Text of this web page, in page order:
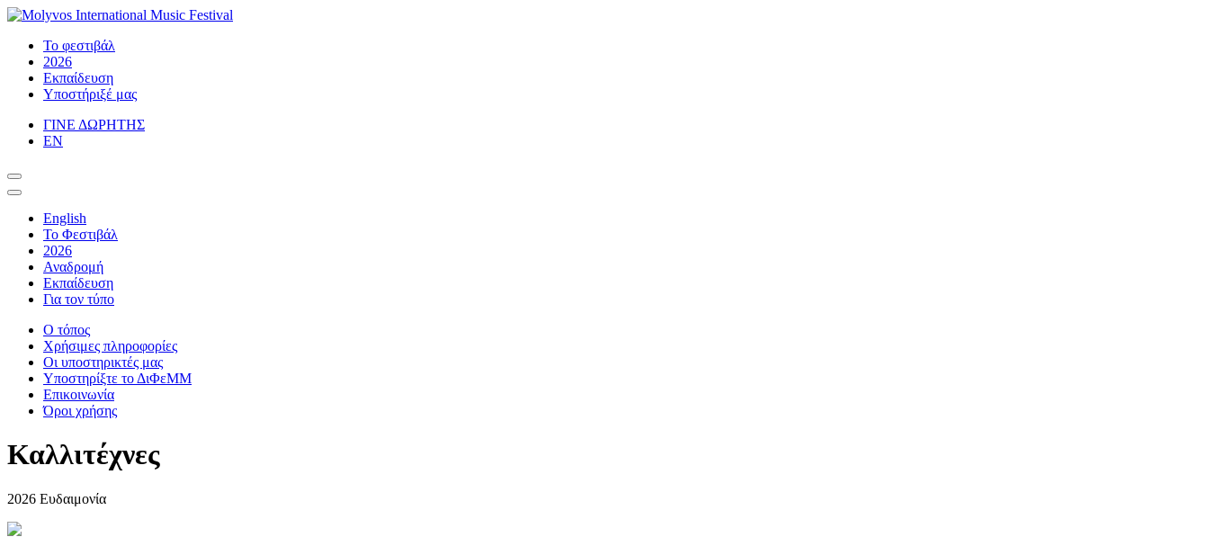
Μετάβαση
περιεχόμενο
Molyvos International Music Festival
Classical Music Accessible to All
Το φεστιβάλ
2026
Εκπαίδευση
Υποστήριξέ μας
ΓΙΝΕ ΔΩΡΗΤΗΣ
ΕΝ
English
Το Φεστιβάλ
2026
Αναδρομή
Εκπαίδευση
Για τον τύπο
Ο τόπος
Χρήσιμες πληροφορίες
Οι υποστηρικτές μας
Υποστηρίξτε το ΔιΦεΜΜ
Επικοινωνία
Όροι χρήσης
Καλλιτέχνες
2026 Ευδαιμονία